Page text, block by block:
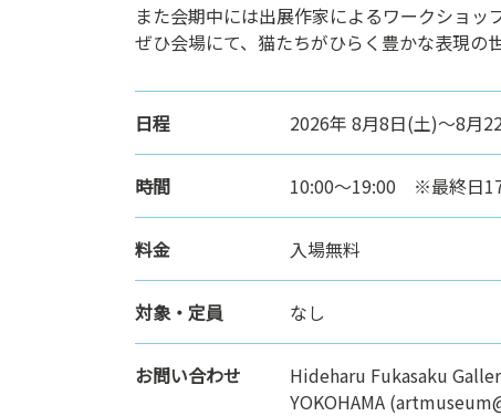
また会期中には出展作家によるワークショッ
ぜひ会場にて、猫たちがひらく豊かな表現の
日程 2026年 8月8日(土)～8月
時間 10:00～19:00 ※最終日
料金 入場無料
対象・定員 なし
お問い合わせ
Hideharu Fukasaku
YOKOHAMA